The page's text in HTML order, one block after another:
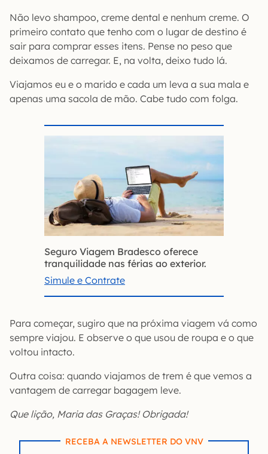
Não levo shampoo, creme dental e nenhum creme. O
primeiro contato que tenho com o lugar de destino é
sair para comprar esses itens. Pense no peso que
deixamos de carregar. E, na volta, deixo tudo lá.
Viajamos eu e o marido e cada um leva a sua mala e
apenas uma sacola de mão. Cabe tudo com folga.
Seguro Viagem Bradesco oferece
tranquilidade nas férias ao exterior.
Simule e Contrate
Para começar, sugiro que na próxima viagem vá como
sempre viajou. E observe o que usou de roupa e o que
voltou intacto.
Outra coisa: quando viajamos de trem é que vemos a
vantagem de carregar bagagem leve.
Que lição, Maria das Graças! Obrigada!
RECEBA A NEWSLETTER DO VNV